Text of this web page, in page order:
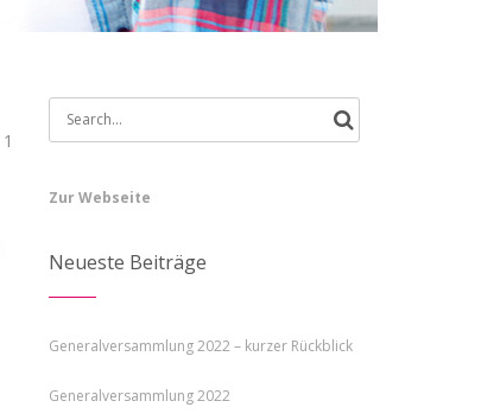
1
Search
for:
Zur Webseite
Neueste Beiträge
Generalversammlung 2022 – kurzer Rückblick
Generalversammlung 2022